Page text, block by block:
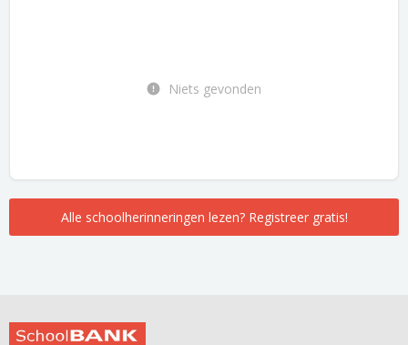
Niets gevonden
Alle schoolherinneringen lezen? Registreer gratis!